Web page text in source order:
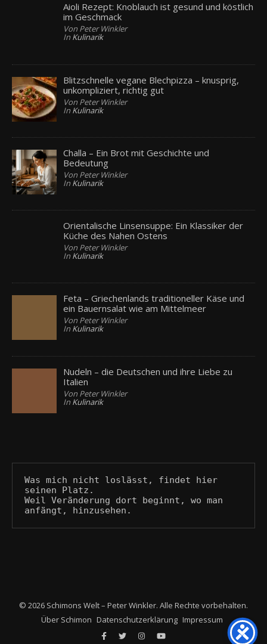
Aioli Rezept: Knoblauch ist gesund und köstlich
im Geschmack
Von Peter Winkler
In Kulinarik
Blitzschnelle vegane Blechpizza – knusprig,
unkompliziert, richtig gut
Von Peter Winkler
In Kulinarik
Challa – Ein Brot mit Geschichte und
Bedeutung
Von Peter Winkler
In Kulinarik
Orientalische Linsensuppe: Ein Klassiker der
Küche des Nahen Ostens
Von Peter Winkler
In Kulinarik
Feta – Griechenlands traditioneller Käse und
ein Bauernsalat wie am Mittelmeer
Von Peter Winkler
In Kulinarik
Nudeln – die Deutschen und ihre Liebe zu
Italien
Von Peter Winkler
In Kulinarik
Was mich nicht loslässt, findet hier
seinen Platz.
Weil Veränderung dort beginnt, wo man
anfängt, hinzusehen.
© 2026 Schimons Welt – Peter Winkler. Alle Rechte vorbehalten.
Über Schimon Datenschutzerklärung Impressum